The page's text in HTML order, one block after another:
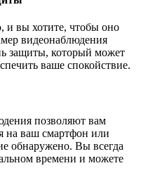
и вы хотите, чтобы оно
видеонаблюдения
защиты, который может
ваше спокойствие.
позволяют вам
на ваш смартфон или
обнаружено. Вы всегда
времени и можете